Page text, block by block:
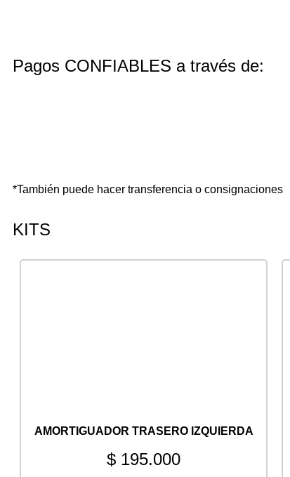
Pagos CONFIABLES a través de:
*También puede hacer transferencia o consignaciones
KITS
AMORTIGUADOR TRASERO IZQUIERDA
$ 195.000